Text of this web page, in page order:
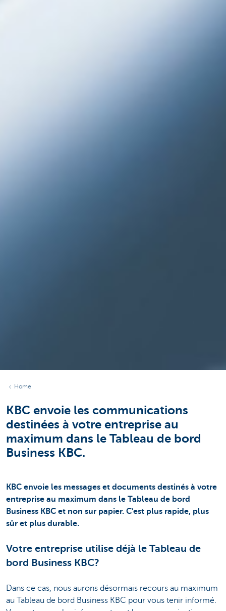
Home
KBC envoie les communications
destinées à votre entreprise au
maximum dans le Tableau de bord
Business KBC.
KBC envoie les messages et documents destinés à votre
entreprise au maximum dans le Tableau de bord
Business KBC et non sur papier. C'est plus rapide, plus
sûr et plus durable.
Votre entreprise utilise déjà le Tableau de
bord Business KBC?
Dans ce cas, nous aurons désormais recours au maximum
au Tableau de bord Business KBC pour vous tenir informé.